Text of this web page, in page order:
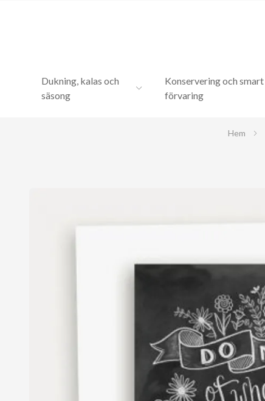
Dukning, kalas och
säsong
Konservering och smart
förvaring
Hem